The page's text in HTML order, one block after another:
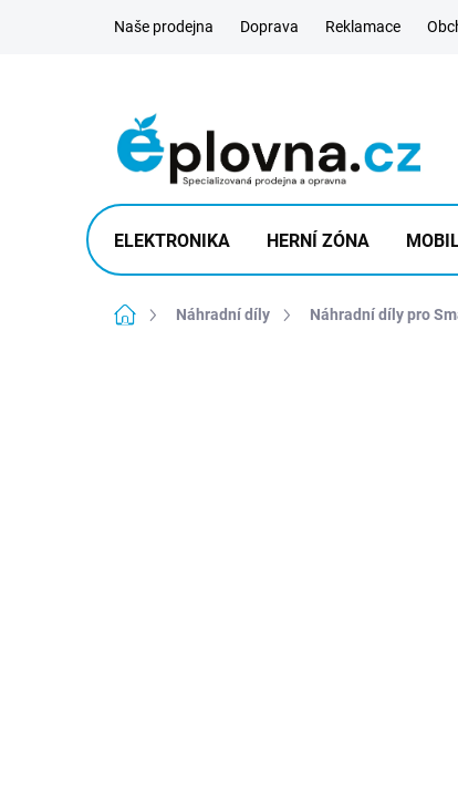
Naše prodejna Doprava Reklamace
ELEKTRONIKA HERNÍ ZÓNA
Domů Náhradní díly Náhradní díly pro